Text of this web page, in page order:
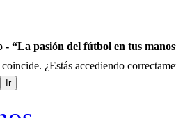
- “La pasión del fútbol en tus
¿Estás accediendo